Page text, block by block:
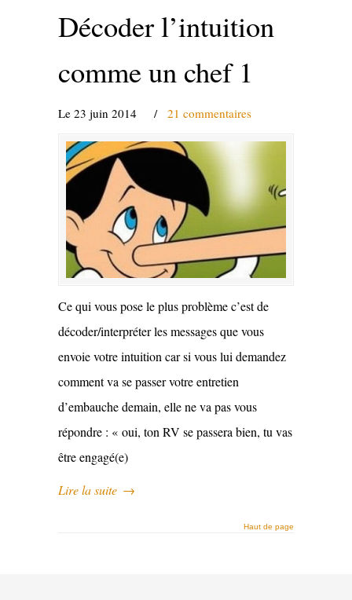
Décoder l’intuition
comme un chef 1
Le 23 juin 2014 / 21 commentaires
Ce qui vous pose le plus problème c’est de
décoder/interpréter les messages que vous
envoie votre intuition car si vous lui demandez
comment va se passer votre entretien
d’embauche demain, elle ne va pas vous
répondre : « oui, ton RV se passera bien, tu vas
être engagé(e)
Lire la suite →
Haut de page